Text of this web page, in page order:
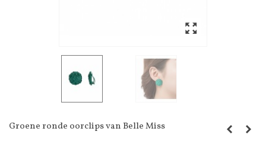
Groene ronde oorclips van Belle Miss